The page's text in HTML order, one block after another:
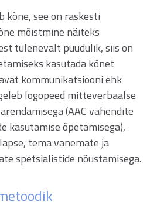
kõne, see on raskesti
mõistmine näiteks
tulenevalt puudulik, siis on
kasutada kõnet
kommunikatsiooni ehk
logopeed mitteverbaalse
(AAC vahendite
kasutamise õpetamisega),
tema vanemate ja
spetsialistide nõustamisega.